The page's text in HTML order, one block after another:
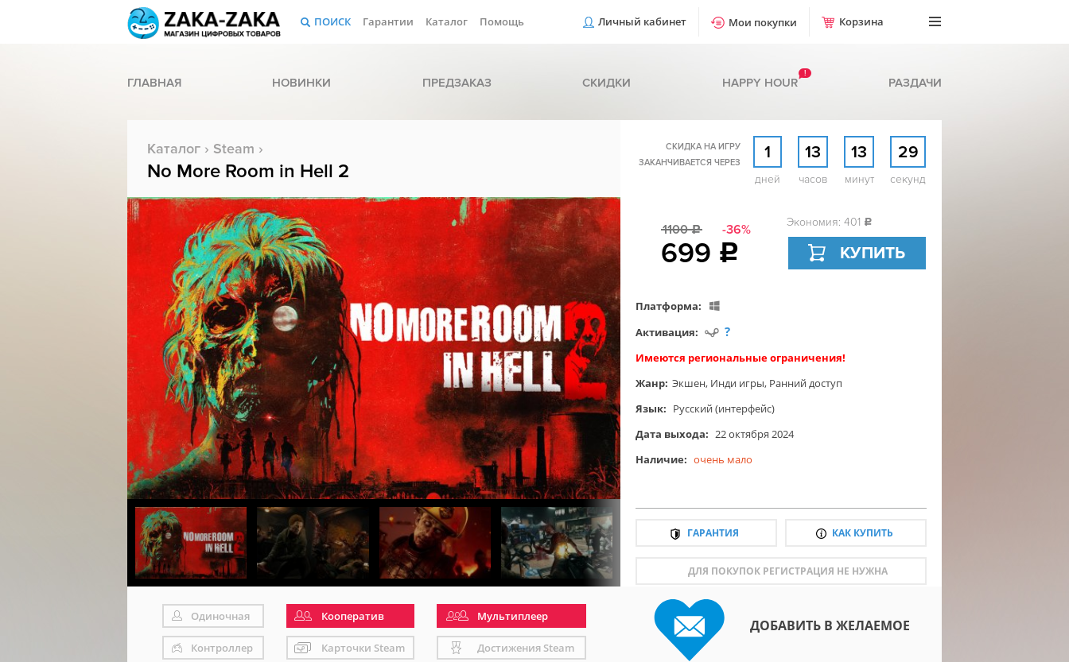
ПОИСК Гарантии Каталог Помощь Личный кабинет Мои покупки Корзина
ГЛАВНАЯ НОВИНКИ ПРЕДЗАКАЗ СКИДКИ HAPPY HOUR
!
РАЗДАЧИ
Каталог › Steam ›
No More Room in Hell 2
СКИДКА НА ИГРУ
ЗАКАНЧИВАЕТСЯ ЧЕРЕЗ
1
дней
13
часов
13
минут
28
секунд
1100c -36%
699 c
Экономия: 401 c
КУПИТЬ
Платформа:
Активация:
?
Имеются региональные ограничения!
Жанр: Экшен, Инди игры, Ранний доступ
Язык: Русский (интерфейс)
Дата выхода: 22 октября 2024
Наличие: очень мало
ГАРАНТИЯ КАК КУПИТЬ
ДЛЯ ПОКУПОК РЕГИСТРАЦИЯ НЕ НУЖНА
Одиночная Кооператив Мультиплеер
Контроллер Карточки Steam Достижения Steam
ДОБАВИТЬ В ЖЕЛАЕМОЕ